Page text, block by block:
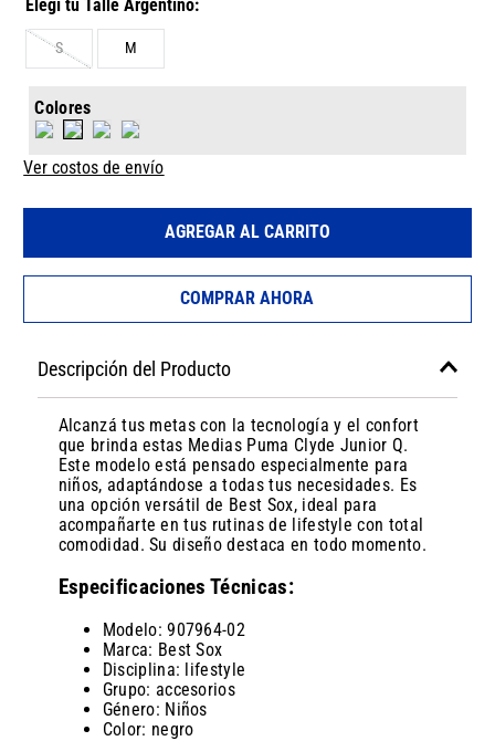
S M
Colores
Ver costos de envío
AGREGAR AL CARRITO
COMPRAR AHORA
Descripción del Producto
Alcanzá tus metas con la tecnología y el confort
que brinda estas Medias Puma Clyde Junior Q.
Este modelo está pensado especialmente para
niños, adaptándose a todas tus necesidades. Es
una opción versátil de Best Sox, ideal para
acompañarte en tus rutinas de lifestyle con total
comodidad. Su diseño destaca en todo momento.
Especificaciones Técnicas:
Modelo: 907964-02
Marca: Best Sox
Disciplina: lifestyle
Grupo: accesorios
Género: Niños
Color: negro